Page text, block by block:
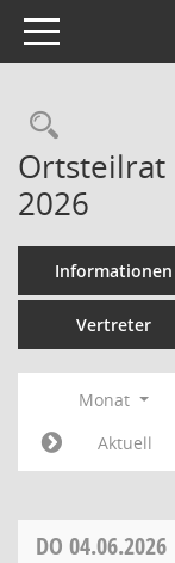
Toggle navigation
Ortsteilrat
2026
Informationen
Vertreter
Monat
Aktuell
DO 04.06.2026